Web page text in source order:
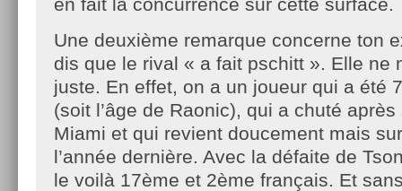
Une deuxième remarque concerne ton
dis que le rival « a fait pschitt ». Elle ne
juste. En effet, on a un joueur qui a été
(soit l’âge de Raonic), qui a chuté
Miami et qui revient doucement mais
l’année dernière. Avec la défaite de
le voilà 17ème et 2ème français. Et